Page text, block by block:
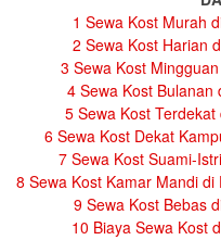
1 Sewa Kost Murah
2 Sewa Kost Harian
3 Sewa Kost
4 Sewa Kost Bulanan
5 Sewa Kost
6 Sewa Kost Dekat
7 Sewa Kost Suami-
8 Sewa Kost Kamar Mandi
9 Sewa Kost Bebas
10 Biaya Sewa Kost